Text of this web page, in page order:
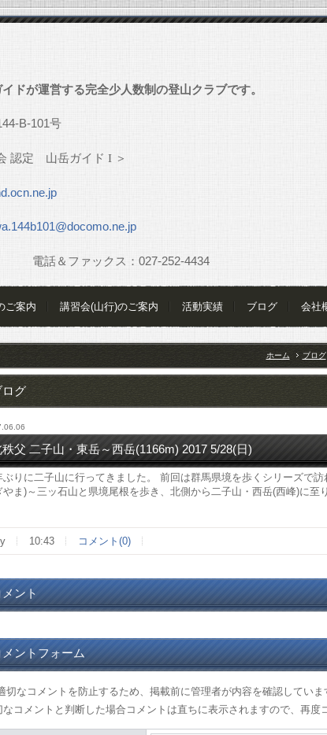
ドが運営する完全少人数制の登山クラブです。
B-101号
認定 山岳ガイド I ＞
話＆ファックス： 027-252-4434
ご案内 講習会(山行)のご案内 活動実績 ブログ 会社
ホーム ブログ
ログ
秩父 二子山・東岳～西岳(1166m) 2017 5/28(日)
ぶりに二子山に行ってきました。 前回は群馬県境を歩くシリーズで
やま)～三ッ石山と県境尾根を歩き、北側から二子山・西岳(西峰)に至
10:43 コメント(0)
メント
メントフォーム
切なコメントを防止するため、掲載前に管理者が内容を確認していま
なコメントと判断した場合コメントは直ちに表示されますので、再度